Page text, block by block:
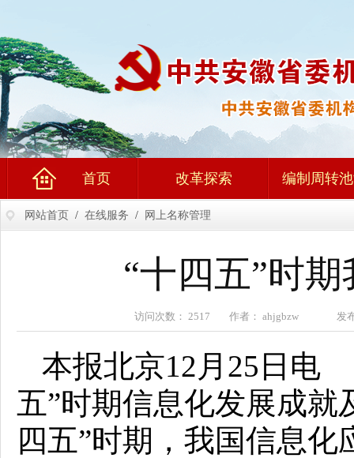
首页 改革探索 编制周转
网站首页 / 在线服务 / 网上名称管理
“十四五”时
访问次数： 2517 作者： ahjgbzw 发布
本报北京12月25日电
五”时期信息化发展成
四五”时期，我国信息